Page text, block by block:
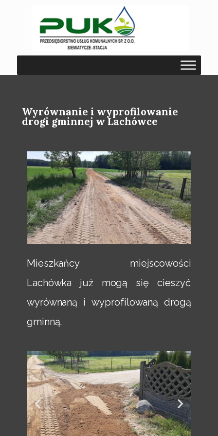
Wyrównanie i wyprofilowanie
drogi gminnej w Lachówce
Mieszkańcy miejscowości
Lachówka już mogą się cieszyć
wyrównaną i wyprofilowaną drogą
gminną.